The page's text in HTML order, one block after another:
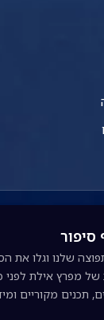
שלנו וגלו את
של מפרץ אילת לפני
תכנים מקוריים